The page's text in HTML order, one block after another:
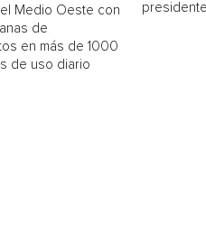
Medio Oeste con
de
en más de 1000
de uso diario
presidente